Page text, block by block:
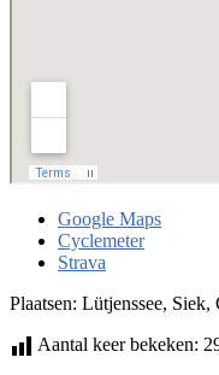
Google Maps
Cyclemeter
Strava
Plaatsen: Lütjenssee,
Aantal keer bekeken: